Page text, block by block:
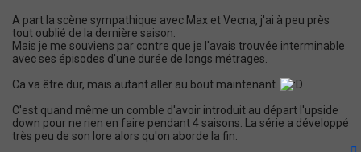
A part la scène sympathique avec Max et Vecna, j'ai à peu près
tout oublié de la dernière saison.
Mais je me souviens par contre que je l'avais trouvée interminable
avec ses épisodes d'une durée de longs métrages.
Ca va être dur, mais autant aller au bout maintenant.
C'est quand même un comble d'avoir introduit au départ l'upside
down pour ne rien en faire pendant 4 saisons. La série a développé
très peu de son lore alors qu'on aborde la fin.